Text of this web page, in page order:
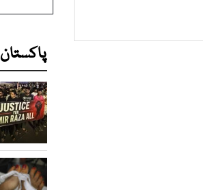
پاکستان